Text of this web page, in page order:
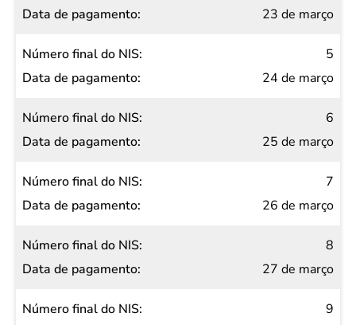
23 de março
5
24 de março
6
25 de março
7
26 de março
8
27 de março
9